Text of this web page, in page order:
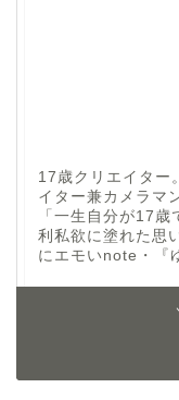
17歳クリエイター
イター兼カメラマ
「一生自分が17
利私欲に塗れた思
にエモいnote・『